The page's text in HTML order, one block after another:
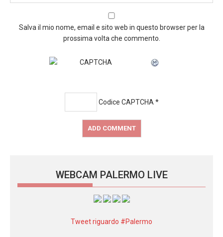
Salva il mio nome, email e sito web in questo browser per la
prossima volta che commento.
Codice CAPTCHA*
WEBCAM PALERMO LIVE
Tweet riguardo #Palermo